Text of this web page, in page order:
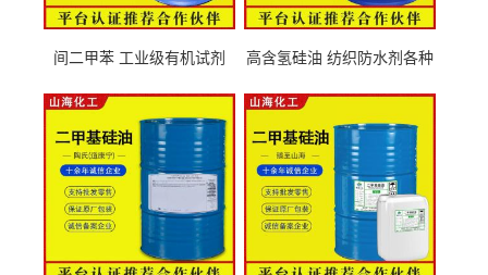
间二甲苯 工业级有机试剂
高含氢硅油 纺织防水剂各种